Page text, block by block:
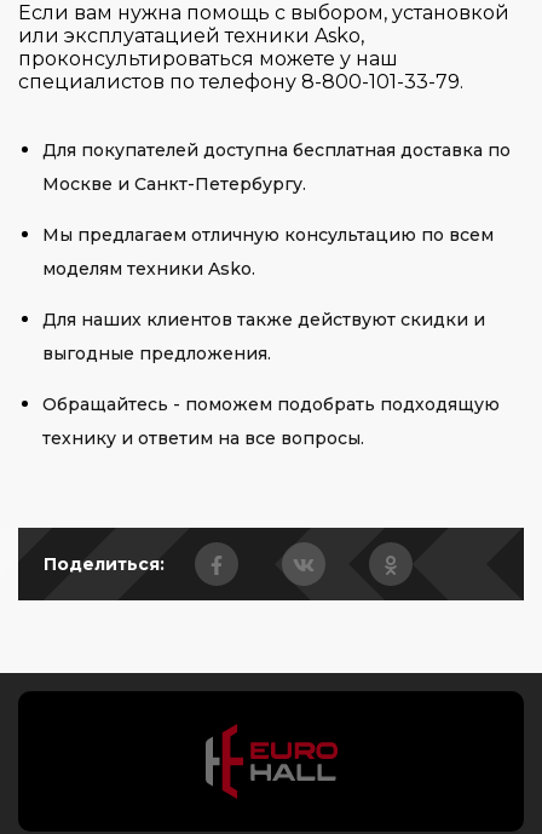
Если вам нужна помощь с выбором, установкой
или эксплуатацией техники Asko,
проконсультироваться можете у наш
специалистов по телефону 8-800-101-33-79.
Для покупателей доступна бесплатная доставка по
Москве и Санкт-Петербургу.
Мы предлагаем отличную консультацию по всем
моделям техники Asko.
Для наших клиентов также действуют скидки и
выгодные предложения.
Обращайтесь - поможем подобрать подходящую
технику и ответим на все вопросы.
Поделиться: